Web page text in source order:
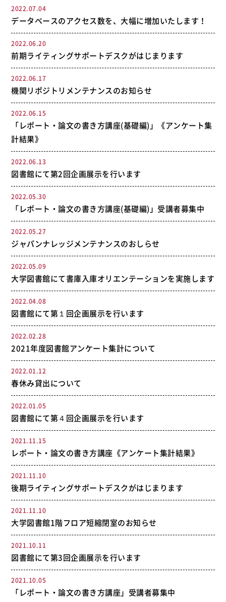
2022.07.04
データベースのアクセス数を、大幅に増加いたします！
2022.06.20
前期ライティングサポートデスクがはじまります
2022.06.17
機関リポジトリメンテナンスのお知らせ
2022.06.15
「レポート・論文の書き方講座(基礎編)」《アンケート集
計結果》
2022.06.13
図書館にて第2回企画展示を行います
2022.05.30
「レポート・論文の書き方講座(基礎編)」受講者募集中
2022.05.27
ジャパンナレッジメンテナンスのおしらせ
2022.05.09
大学図書館にて書庫入庫オリエンテーションを実施します
2022.04.08
図書館にて第１回企画展示を行います
2022.02.28
2021年度図書館アンケート集計について
2022.01.12
春休み貸出について
2022.01.05
図書館にて第４回企画展示を行います
2021.11.15
レポート・論文の書き方講座《アンケート集計結果》
2021.11.10
後期ライティングサポートデスクがはじまります
2021.11.10
大学図書館1階フロア短縮閉室のお知らせ
2021.10.11
図書館にて第3回企画展示を行います
2021.10.05
「レポート・論文の書き方講座」受講者募集中